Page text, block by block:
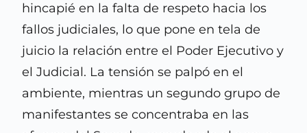
hincapié en la falta de respeto hacia los
fallos judiciales, lo que pone en tela de
juicio la relación entre el Poder Ejecutivo y
el Judicial. La tensión se palpó en el
ambiente, mientras un segundo grupo de
manifestantes se concentraba en las